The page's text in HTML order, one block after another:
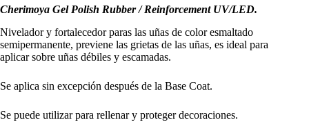
era:
S/22.50.
es:
S/20.25.
Cherimoya Gel Polish Rubber / Reinforcement UV/LED.
Nivelador y fortalecedor paras las uñas de color esmaltado
semipermanente, previene las grietas de las uñas, es ideal para
aplicar sobre uñas débiles y escamadas.
Se aplica sin excepción después de la Base Coat.
Se puede utilizar para rellenar y proteger decoraciones.